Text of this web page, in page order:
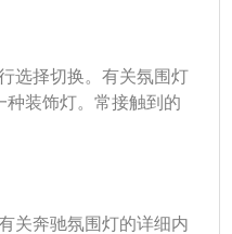
氛围灯，车主的疲劳感
了能改善人的心情之
眼，但是对于汽车内饰
围灯，换上灯光效果更
选择切换。有关氛围灯
种装饰灯。常接触到的
、舒适的感觉。2、延
根据喜好任意挑选。
关奔驰氛围灯的详细内